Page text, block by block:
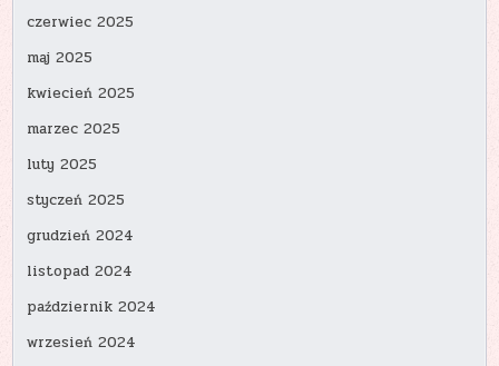
czerwiec 2025
maj 2025
kwiecień 2025
marzec 2025
luty 2025
styczeń 2025
grudzień 2024
listopad 2024
październik 2024
wrzesień 2024